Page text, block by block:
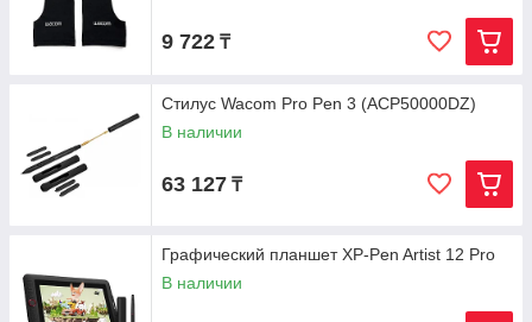
9 722 ₸
Стилус Wacom Pro Pen 3 (ACP50000DZ)
В наличии
63 127 ₸
Графический планшет XP-Pen Artist 12 Pro
В наличии